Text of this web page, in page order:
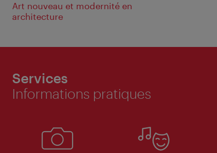
Art nouveau et modernité en
architecture
Services
Informations pratiques